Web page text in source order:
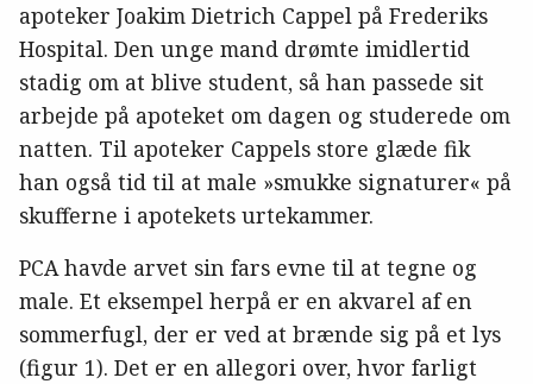
apoteker Joakim Dietrich Cappel på Frederiks
Hospital. Den unge mand drømte imidlertid
stadig om at blive student, så han passede sit
arbejde på apoteket om dagen og studerede om
natten. Til apoteker Cappels store glæde fik
han også tid til at male »smukke signaturer« på
skufferne i apotekets urtekammer.
PCA havde arvet sin fars evne til at tegne og
male. Et eksempel herpå er en akvarel af en
sommerfugl, der er ved at brænde sig på et lys
(figur 1). Det er en allegori over, hvor farligt